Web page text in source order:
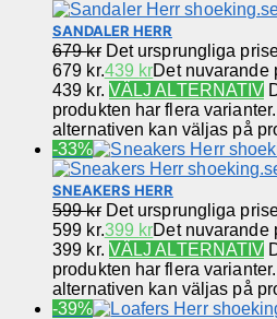
SANDALER HERR
679kr Det ursprungliga
679 kr.439 krDet nuvarande
439 kr. VÄLJ ALTERNATIV
produkten har flera
alternativen kan väljas på
-33%
SNEAKERS HERR
599kr Det ursprungliga
599 kr.399 krDet nuvarande
399 kr. VÄLJ ALTERNATIV
produkten har flera
alternativen kan väljas på
-39%